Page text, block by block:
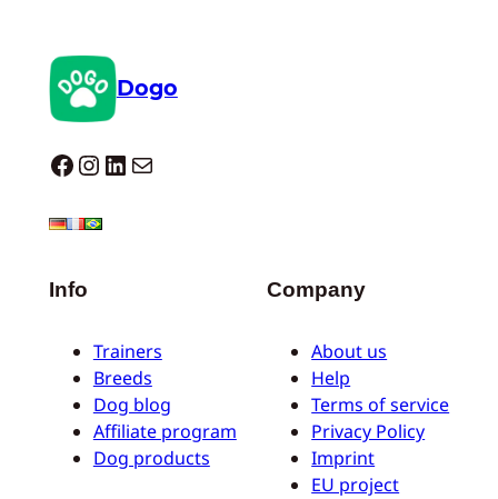
Dogo
Dogo facebook InstagramLinkedIn Mail
Info
Trainers
Breeds
Dog blog
Affiliate program
Dog products
Company
About us
Help
Terms of service
Privacy Policy
Imprint
EU project